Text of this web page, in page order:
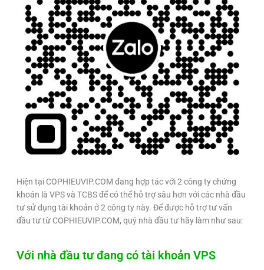
Hiện tại COPHIEUVIP.COM đang hợp tác với 2 công ty chứng
khoán là VPS và TCBS để có thể hỗ trợ sâu hơn với các nhà đầu
tư sử dụng tài khoản ở 2 công ty này. Để được hỗ trợ tư vấn
đầu tư từ COPHIEUVIP.COM, quý nhà đầu tư hãy làm như sau:
Với nhà đầu tư đang có tài khoản VPS